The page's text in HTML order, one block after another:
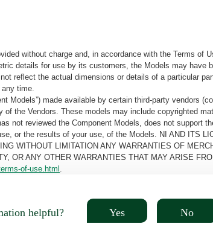
without charge and, in accordance with the Terms of
details for use by its customers, the Models may have
reflect the actual dimensions or details of a particular
time.
Models”) made available by certain third-party vendors
the Vendors. These models may include copyrighted
not reviewed the Component Models, does not support
or the results of your use, of the Models. NI AND ITS
WITHOUT LIMITATION ANY WARRANTIES OF
OR ANY OTHER WARRANTIES THAT MAY ARISE
of-use.html
helpful? Yes No